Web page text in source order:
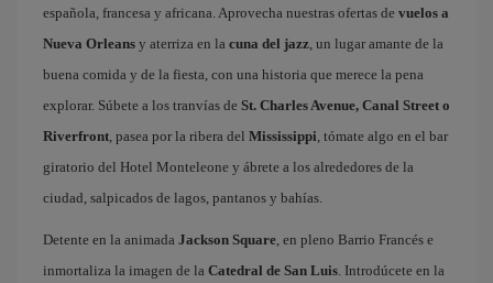
española, francesa y africana. Aprovecha nuestras ofertas de vuelos a
Nueva Orleans y aterriza en la cuna del jazz , un lugar amante de la
buena comida y de la fiesta, con una historia que merece la pena
explorar. Súbete a los tranvías de St. Charles Avenue, Canal Street o
Riverfront , pasea por la ribera del Mississippi , tómate algo en el bar
giratorio del Hotel Monteleone y ábrete a los alrededores de la
ciudad, salpicados de lagos, pantanos y bahías.
Detente en la animada Jackson Square , en pleno Barrio Francés e
inmortaliza la imagen de la Catedral de San Luis . Introdúcete en la